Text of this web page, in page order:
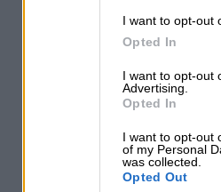
I want to opt-out
Opted In
I want to opt-out
Advertising.
Opted In
I want to opt-out
of my Personal
was collected.
Opted Out